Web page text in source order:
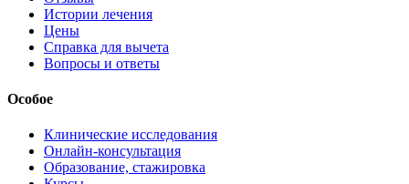
Истории лечения
Цены
Справка для вычета
Вопросы и ответы
Особое
Клинические исследования
Онлайн-консультация
Образование, стажировка